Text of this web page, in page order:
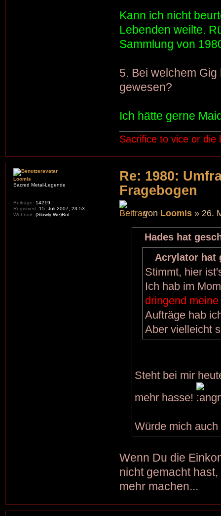
Kann ich nicht
Lebenden weilte.
Sammlung von
5. Bei welchem
gewesen?
Ich hätte gerne
Sacrifice to vice or die
Re: 1980:
Fragebogen
von Loomis » 26.
Hades hat
Acrylator hat
Stimmt, hier
Ich hab im
dringend
Aufträge hab
Aber vielleicht
Steht bei mir
mehr hasse!
Würde mich
Wenn Du die
nicht gemacht
mehr machen...
Loomis
Sacred Metal-Legende
Beiträge: 14219
Registriert: 15. Juli 2007, 23:53
Wohnort: (Slowly We)Rot